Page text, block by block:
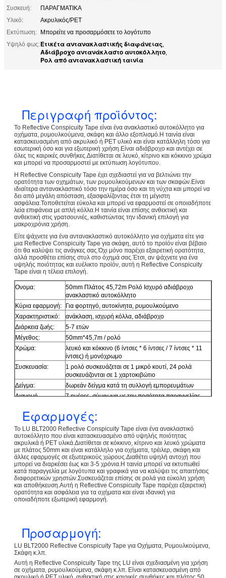
Συσκευή:
ΠΑΡΑΓΜΑΤΙΚΑ
Υλικό:
Ακρυλικός/PET
Εκτύπωση: Μπορείτε να προσαρμόσετε το λογότυπο
Υψηλό φως:Ετικέτα αντανακλαστικής διαφάνειας,
Αδιάβροχο αντανάκλαστο αυτοκόλλητο,
Ρολ από αντανακλαστική ταινία
Περιγραφή προϊόντος:
Το Reflective Conspicuity Tape είναι ένα ανακλαστικό αυτοκόλλητο για
οχήματα, ρυμουλκούμενα, σκάφη και άλλο εξοπλισμό.Η ταινία είναι
κατασκευασμένη από ακρυλικό ή PET υλικό και είναι κατάλληλη τόσο για
εσωτερική όσο και για εξωτερική χρήση.Είναι αδιάβροχο και αντέχει σε
όλες τις καιρικές συνθήκες.Διατίθεται σε λευκό, κίτρινο και κόκκινο χρώμα
και μπορεί να προσαρμοστεί με εκτύπωση λογότυπου.
Η Reflective Conspicuity Tape έχει σχεδιαστεί για να βελτιώνει την
ορατότητα των οχημάτων, των ρυμουλκούμενων και των σκαφών.Είναι
ιδιαίτερα αντανακλαστικό τόσο την ημέρα όσο και τη νύχτα και μπορεί να
δει από μεγάλη απόσταση, εξασφαλίζοντας έτσι τη μέγιστη
ασφάλεια.Τοποθετείται εύκολα και μπορεί να εφαρμοστεί σε οποιαδήποτε
λεία επιφάνεια με απλή κόλλα.Η ταινία είναι επίσης ανθεκτική και
ανθεκτική στις γρατσουνιές, καθιστώντας την ιδανική επιλογή για
μακροχρόνια χρήση.
Είτε ψάχνετε για ένα αντανακλαστικό αυτοκόλλητο για οχήματα είτε για
μια Reflective Conspicuity Tape για σκάφη, αυτό το προϊόν είναι βέβαιο
ότι θα καλύψει τις ανάγκες σας.Όχι μόνο παρέχει εξαιρετική ορατότητα,
αλλά προσθέτει επίσης στυλ στο όχημά σας.Έτσι, αν ψάχνετε για ένα
υψηλής ποιότητας και ευέλικτο προϊόν, αυτή η Reflective Conspicuity
Tape είναι η τέλεια επιλογή.
Ονομα:
50mm Πλάτος 45,72m Ρολό Ισχυρό αδιάβροχο
ανακλαστικό αυτοκόλλητο
Κύρια εφαρμογή:
Για φορτηγό, αυτοκίνητα, ρυμουλκούμενο
Χαρακτηριστικό:
ανάκλαση, ισχυρή κόλλα, αδιάβροχο
Διάρκεια ζωής:
5-7 ετών
Μέγεθος:
50mm*45,7m / ρολό
Χρώμα:
λευκό και κόκκινο (6 ίντσες * 6 ίντσες / 7 ίντσες * 11
ίντσες) ή μονόχρωμο
Συσκευασία:
1 ρολό συσκευάζεται σε 1 μικρό κουτί, 24 ρολά
συσκευάζονται σε 1 χαρτοκιβώτιο
Δείγμα:
δωρεάν δείγμα κατά τη συλλογή εμπορευμάτων
Διανομή
7 ημέρες, σύμφωνα με την ποσότητα παραγγελίας
Εφαρμογές:
Το LU BLT2000 Reflective Conspicuity Tape είναι ένα ανακλαστικό
αυτοκόλλητο που είναι κατασκευασμένο από υψηλής ποιότητας
ακρυλικά ή PET υλικά.Διατίθεται σε κόκκινο, κίτρινο και λευκό χρώματα
με πλάτος 50mm και είναι κατάλληλο για οχήματα, τρέιλερ, σκάφη και
άλλες εφαρμογές σε εξωτερικούς χώρους.Διαθέτει υψηλή αντοχή που
μπορεί να διαρκέσει έως και 3-5 χρόνια.Η ταινία μπορεί να εκτυπωθεί
κατά παραγγελία με λογότυπα και γραφικά για να καλύψει τις απαιτήσεις
διαφορετικών χρηστών.Συσκευάζεται επίσης σε ρολά για εύκολη χρήση
και αποθήκευση.Αυτή η Reflective Conspicuity Tape παρέχει εξαιρετική
ορατότητα και ασφάλεια για τα οχήματα και είναι ιδανική για
οποιαδήποτε εξωτερική εφαρμογή.
Προσαρμογή:
LU BLT2000 Reflective Conspicuity Tape για Οχήματα, Ρυμουλκούμενα,
Σκάφη κ.λπ.
Αυτή η Reflective Conspicuity Tape της LU είναι σχεδιασμένη για χρήση
σε οχήματα, ρυμουλκούμενα, σκάφη κ.λπ. Είναι κατασκευασμένη από